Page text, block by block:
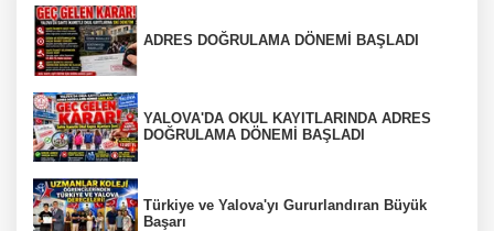
ADRES DOĞRULAMA DÖNEMİ BAŞLADI
YALOVA'DA OKUL KAYITLARINDA ADRES
DOĞRULAMA DÖNEMİ BAŞLADI
Türkiye ve Yalova'yı Gururlandıran Büyük
Başarı